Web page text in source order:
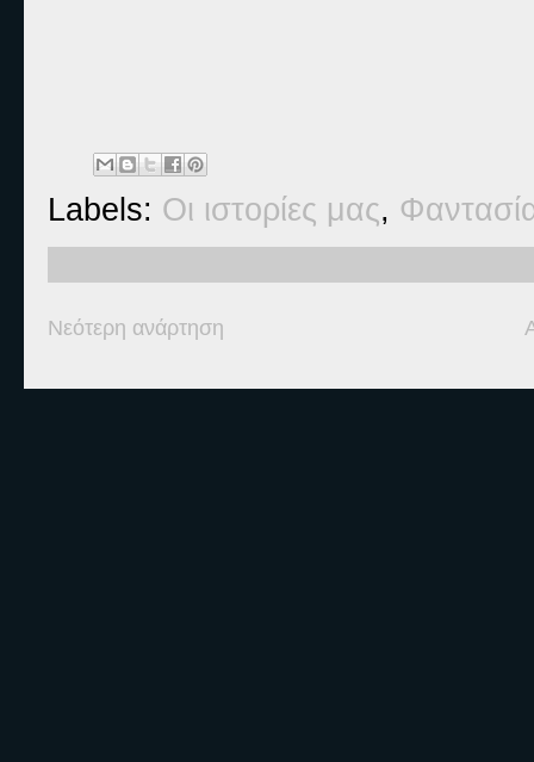
Labels: Οι ιστορίες μας,
Νεότερη ανάρτηση